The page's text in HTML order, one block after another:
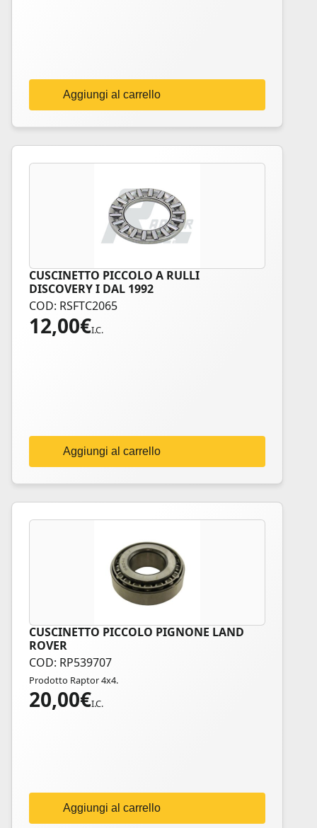
Aggiungi al carrello
CUSCINETTO PICCOLO A RULLI
DISCOVERY I DAL 1992
COD: RSFTC2065
12,00€I.C.
Aggiungi al carrello
CUSCINETTO PICCOLO PIGNONE LAND
ROVER
COD: RP539707
Prodotto Raptor 4x4.
20,00€I.C.
Aggiungi al carrello